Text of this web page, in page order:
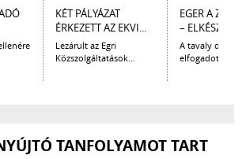
KÉT PÁLYÁZAT
ÉRKEZETT AZ EKVI...
Lezárult az Egri
Közszolgáltatások...
EGER A
– ELKÉSZÜLT
A tavaly
elfogadott
TANFOLYAMOT TART